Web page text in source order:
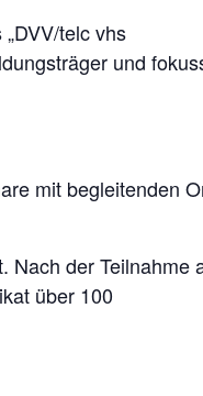
telc vhs
und
mit begleitenden
Nach der Teilnahme
über 100